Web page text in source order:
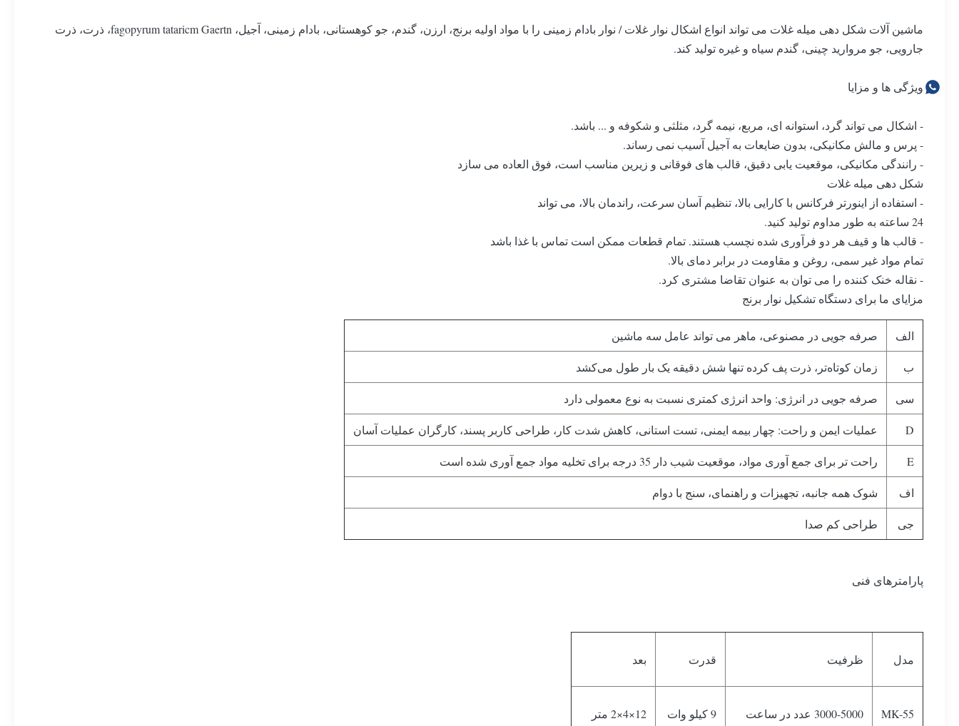
ماشین آلات شکل دهی میله غلات می تواند انواع اشکال نوار غلات / نوار بادام زمینی را با مواد اولیه برنج، ارزن، گندم، جو کوهستانی، بادام زمینی، آجیل، fagopyrum tataricm Gaertn، ذرت، ذرت
جارویی، جو مروارید چینی، گندم سیاه و غیره تولید کند.
ویژگی ها و مزایا
- اشکال می تواند گرد، استوانه ای، مربع، نیمه گرد، مثلثی و شکوفه و ... باشد.
- پرس و مالش مکانیکی، بدون ضایعات به آجیل آسیب نمی رساند.
- رانندگی مکانیکی، موقعیت یابی دقیق، قالب های فوقانی و زیرین مناسب است، فوق العاده می سازد
شکل دهی میله غلات
- استفاده از اینورتر فرکانس با کارایی بالا، تنظیم آسان سرعت، راندمان بالا، می تواند
24 ساعته به طور مداوم تولید کنید.
- قالب ها و قیف هر دو فرآوری شده نچسب هستند. تمام قطعات ممکن است تماس با غذا باشد
تمام مواد غیر سمی، روغن و مقاومت در برابر دمای بالا.
- نقاله خنک کننده را می توان به عنوان تقاضا مشتری کرد.
مزایای ما برای دستگاه تشکیل نوار برنج
الف صرفه جویی در مصنوعی، ماهر می تواند عامل سه ماشین
ب زمان کوتاه‌تر، ذرت پف کرده تنها شش دقیقه یک بار طول می‌کشد
سی صرفه جویی در انرژی: واحد انرژی کمتری نسبت به نوع معمولی دارد
D عملیات ایمن و راحت: چهار بیمه ایمنی، تست استانی، کاهش شدت کار، طراحی کاربر پسند، کارگران عملیات آسان
E راحت تر برای جمع آوری مواد، موقعیت شیب دار 35 درجه برای تخلیه مواد جمع آوری شده است
اف شوک همه جانبه، تجهیزات و راهنمای، سنج با دوام
جی طراحی کم صدا
پارامترهای فنی
مدل ظرفیت قدرت بعد
MK-55 3000-5000 عدد در ساعت 9 کیلو وات 12×4×2 متر